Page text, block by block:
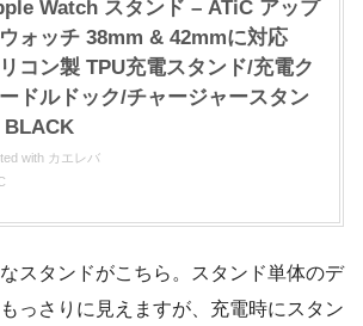
Watch スタンド – ATiC アップ
ォッチ 38mm & 42mmに対応
コン製 TPU充電スタンド/充電ク
ドルドック/チャージャースタン
BLACK
with カエレバ
スタンドがこちら。スタンド単体のデ
っさりに見えますが、充電時にスタン